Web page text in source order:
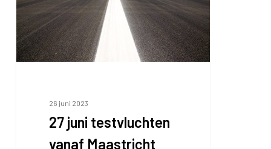
Maastricht
Aachen
Airport
26 juni 2023
27 juni testvluchten
vanaf Maastricht